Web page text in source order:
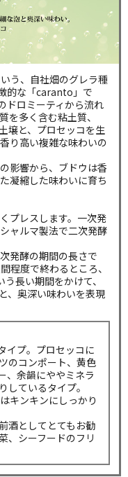
う、自社畑のグレラ種
的な「caranto」で
ドロミーティから流れ
を多く含む粘土質、
壌と、プロセッコを生
り高い複雑な味わいの
影響から、ブドウは香
凝縮した味わいに育ち
プレスします。一次発
ャルマ製法で二次発酵
発酵の期間の長さで
程度で終わるところ、
長い期間をかけて、
、奥深い味わいを表現
イプ。プロセッコに
のコンポート、黄色
、余韻にややミネラ
しているタイプ。
キンキンにしっかり
酒としてとてもお勧
、シーフードのフリ